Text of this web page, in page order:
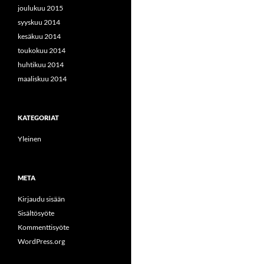
joulukuu 2015
syyskuu 2014
kesäkuu 2014
toukokuu 2014
huhtikuu 2014
maaliskuu 2014
KATEGORIAT
Yleinen
META
Kirjaudu sisään
Sisältösyöte
Kommenttisyöte
WordPress.org